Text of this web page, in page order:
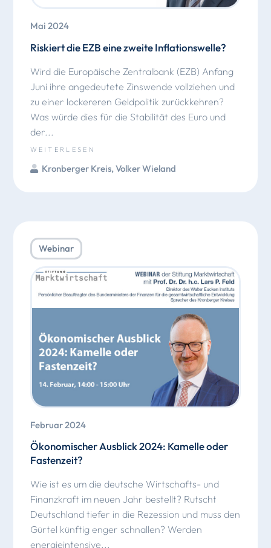
Mai 2024
Riskiert die EZB eine zweite Inflationswelle?
Wird die Europäische Zentralbank (EZB) Anfang
Juni ihre angedeutete Zinswende vollziehen und
zu einer lockereren Geldpolitik zurückkehren?
Was würde dies für die Stabilität des Euro und
der...
WEITERLESEN
Kronberger Kreis, Volker Wieland
Webinar
Februar 2024
Ökonomischer Ausblick 2024: Kamelle oder
Fastenzeit?
Wie ist es um die deutsche Wirtschafts- und
Finanzkraft im neuen Jahr bestellt? Rutscht
Deutschland tiefer in die Rezession und muss den
Gürtel künftig enger schnallen? Werden
energieintensive...